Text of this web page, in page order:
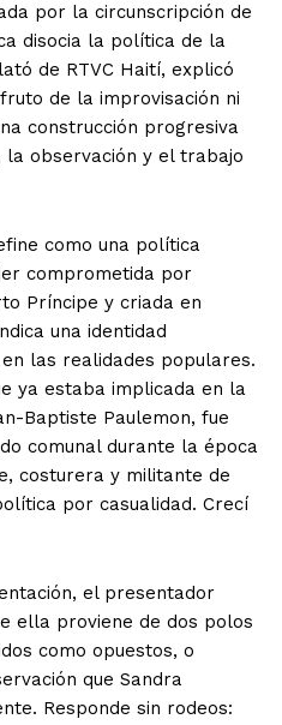
por la circunscripción de
disocia la política de la
de RTVC Haití, explicó
de la improvisación ni
construcción progresiva
observación y el trabajo
como una política
comprometida por
Príncipe y criada en
una identidad
las realidades populares.
ya estaba implicada en la
Baptiste Paulemon, fue
comunal durante la época
costurera y militante de
por casualidad. Crecí
el presentador
ella proviene de dos polos
como opuestos, o
que Sandra
Responde sin rodeos: